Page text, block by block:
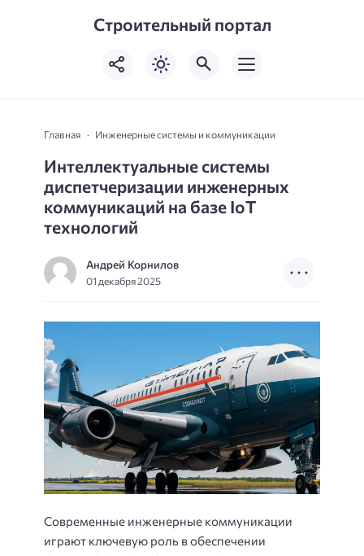
Строительный портал
Главная Инженерные системы и коммуникации
Интеллектуальные системы
диспетчеризации инженерных
коммуникаций на базе IoT
технологий
Андрей Корнилов
01 декабря 2025
Современные инженерные коммуникации
играют ключевую роль в обеспечении